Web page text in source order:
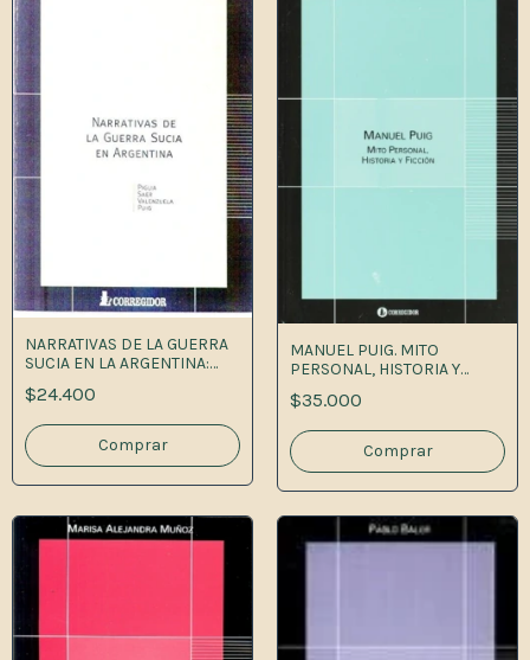
NARRATIVAS DE LA GUERRA
SUCIA EN LA ARGENTINA:
PIGLIA, SAER, VALE
$24.400
MANUEL PUIG. MITO
PERSONAL, HISTORIA Y
FICCION 1A.ED
$35.000